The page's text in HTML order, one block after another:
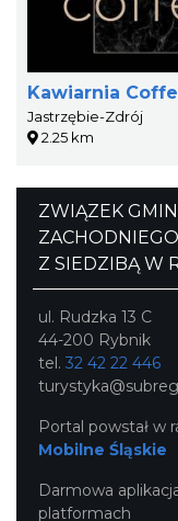
Kawiarnia
Jastrzębie-Zdrój
2.25 km
ZWIĄZEK
Z SIEDZIBĄ W
ul. Rudzka 13 C
44-200 Rybnik
tel. 32 42 22 446
Portal powstał w
Mobilne Śląskie
Darmowa
platformach